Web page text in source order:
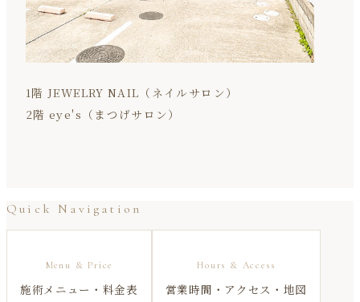
1階 JEWELRY NAIL（ネイルサロン）
2階 eye's（まつげサロン）
Quick Navigation
Menu & Price
施術メニュー・料金表
Hours & Access
営業時間・アクセス・地図